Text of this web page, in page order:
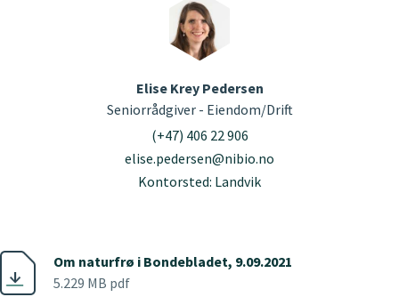
Elise Krey Pedersen
Seniorrådgiver - Eiendom/Drift
(+47) 406 22 906
elise.pedersen@nibio.no
Kontorsted: Landvik
Om naturfrø i Bondebladet, 9.09.2021
5.229 MB pdf